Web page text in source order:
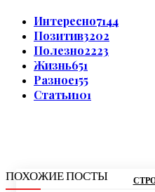
Интересно7144
Позитив3202
Полезно2223
Жизнь651
Разное155
Статьи101
ПОХОЖИЕ ПОСТЫ